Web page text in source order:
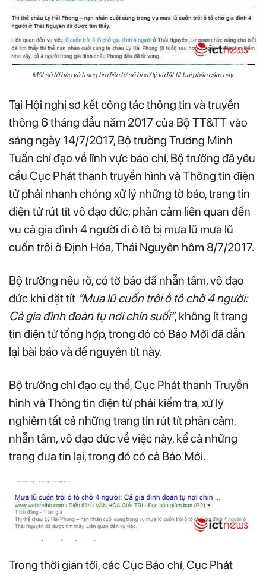
Một số tờ báo và trang tin điện tử sẽ bị xử lý vì đặt tít bài phản cảm này.
Tại Hội nghị sơ kết công tác thông tin và truyền
thông 6 tháng đầu năm 2017 của Bộ TT&TT vào
sáng ngày 14/7/2017, Bộ trưởng Trương Minh
Tuấn chỉ đạo về lĩnh vực báo chí, Bộ trưởng đã yêu
cầu Cục Phát thanh truyền hình và Thông tin điện
tử phải nhanh chóng xử lý những tờ báo, trang tin
điện tử rút tít vô đạo đức, phản cảm liên quan đến
vụ cả gia đình 4 người đi ô tô bị mưa lũ mưa lũ
cuốn trôi ở Định Hóa, Thái Nguyên hôm 8/7/2017.
Bộ trưởng nêu rõ, có tờ báo đã nhẫn tâm, vô đạo
đức khi đặt tít “Mưa lũ cuốn trôi ô tô chở 4 người:
Cả gia đình đoàn tụ nơi chín suối”, không ít trang
tin điện tử tổng hợp, trong đó có Báo Mới đã dẫn
lại bài báo và để nguyên tít này.
Bộ trưởng chỉ đạo cụ thể, Cục Phát thanh Truyền
hình và Thông tin điện tử phải kiểm tra, xử lý
nghiêm tất cả những trang tin rút tít phản cảm,
nhẫn tâm, vô đạo đức về việc này, kể cả những
trang đưa tin lại, trong đó có cả Báo Mới.
Trong thời gian tới, các Cục Báo chí, Cục Phát